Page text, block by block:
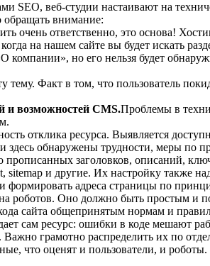
SEO, веб-студии настаивают на
обращать внимание:
очень ответственно, это основа!
на нашем сайте вы будет искать
компании», но его нельзя будет
Факт в том, что пользователь
и возможностей CMS.Проблемы в
отклика ресурса. Выявляется
здесь обнаружены трудности, меры по
прописанных заголовков, описаний,
и другие. Их настройку также
формировать адреса страницы по
на роботов. Оно должно быть простым
кода сайта общепринятым нормам и
сам ресурс: ошибки в коде мешают
грамотно распределить их по
что оценят и пользователи, и роботы.